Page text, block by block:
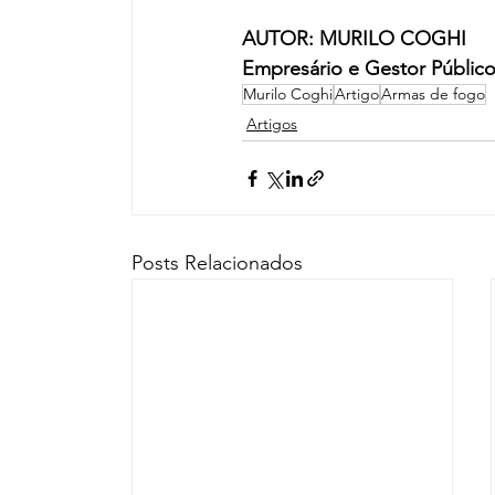
AUTOR: MURILO COGHI
Empresário e Gestor
Murilo CoghiArtigoArmas de fogo
Artigos
Posts Relacionados